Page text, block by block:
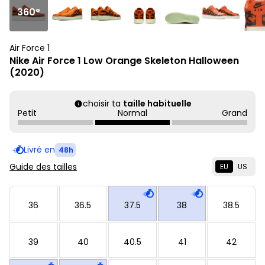
360°
Air Force 1
Nike Air Force 1 Low Orange Skeleton Halloween
(2020)
choisir ta taille habituelle
Petit
Normal Grand
Livré en 48h
Guide des tailles EU US
36 36.5 37.5 38 38.5
39 40 40.5 41 42